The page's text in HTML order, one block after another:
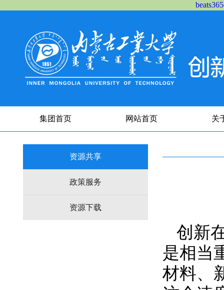
集团首页 网站首页 关
资源共享
政策服务
资源下载
创新
是相当
材料、